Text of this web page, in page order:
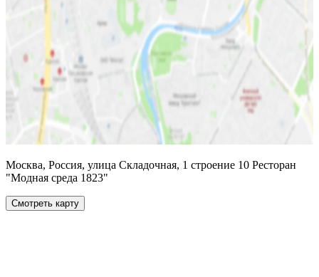
Москва, Россия, улица Складочная, 1 строение 10 Ресторан
"Модная среда 1823"
Смотреть карту